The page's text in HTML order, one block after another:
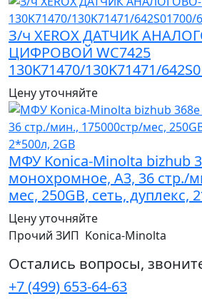
З/ч XEROX ДАТЧИК
ЦИФРОВОЙ WC7425
130K71470/130K71471/
Цену уточняйте
МФУ Konica-Minolta bizhub
монохромное, A3, 36 стр./
мес, 250GB, сеть, дуплекс,
Цену уточняйте
Прочий ЗИП Konica-Minolta
Остались вопросы,
+7 (499) 653-64-63